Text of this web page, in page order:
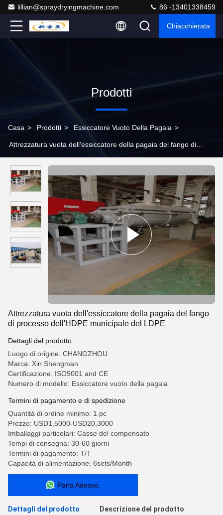
lillian@spraydryingmachine.com 86 -13401338459
Chiacchierata
Prodotti
Casa > Prodotti > Essiccatore Vuoto Della Pagaia >
Attrezzatura vuota dell'essiccatore della pagaia del fango di
Attrezzatura vuota dell'essiccatore della pagaia del fango
di processo dell'HDPE municipale del LDPE
Dettagli del prodotto
Luogo di origine: CHANGZHOU
Marca: Xin Shengman
Certificazione: ISO9001 and CE
Numero di modello: Essiccatore vuoto della pagaia
Termini di pagamento e di spedizione
Quantità di ordine minimo: 1 pc
Prezzo: USD1,5000-USD20,3000
Imballaggi particolari: Casse del compensato
Tempi di consegna: 30-60 giorni
Termini di pagamento: T/T
Capacità di alimentazione: 6sets/Month
Parla Adesso.
Dettagli del prodotto Descrizione del prodotto